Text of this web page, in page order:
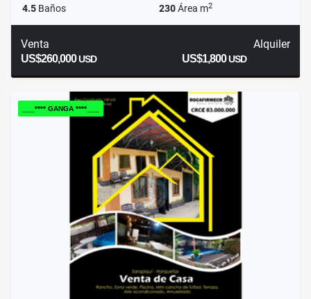
4.5 Baños 230Área m2
Venta
US$260,000USD
Alquiler
US$1,800USD
___**** GANGA ****___